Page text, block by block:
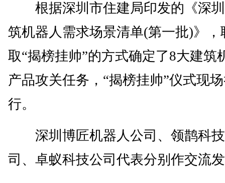
根据深圳市住建局印发的《深
筑机器人需求场景清单(第一批)》，
取“揭榜挂帅”的方式确定了8大建筑
产品攻关任务，“揭榜挂帅”仪式现
行。
深圳博匠机器人公司、领鹊科
司、卓蚁科技公司代表分别作交流